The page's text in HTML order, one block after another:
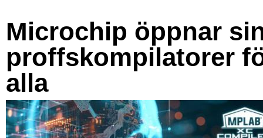
Microchip öppnar
proffskompilatorer
alla